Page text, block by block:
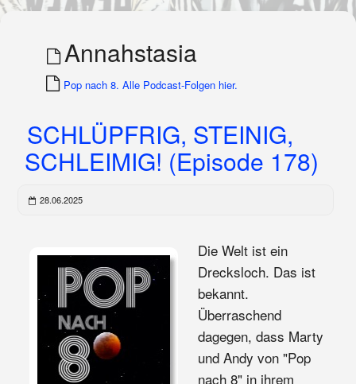
Annahstasia
Pop nach 8. Alle Podcast-Folgen hier.
SCHLÜPFRIG, STEINIG,
SCHLEIMIG! (Episode 178)
28.06.2025
Die Welt ist ein
Drecksloch. Das ist
bekannt.
Überraschend
dagegen, dass Marty
und Andy von "Pop
nach 8" in ihrem